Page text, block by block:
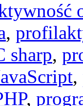
,
sharp,
,
,